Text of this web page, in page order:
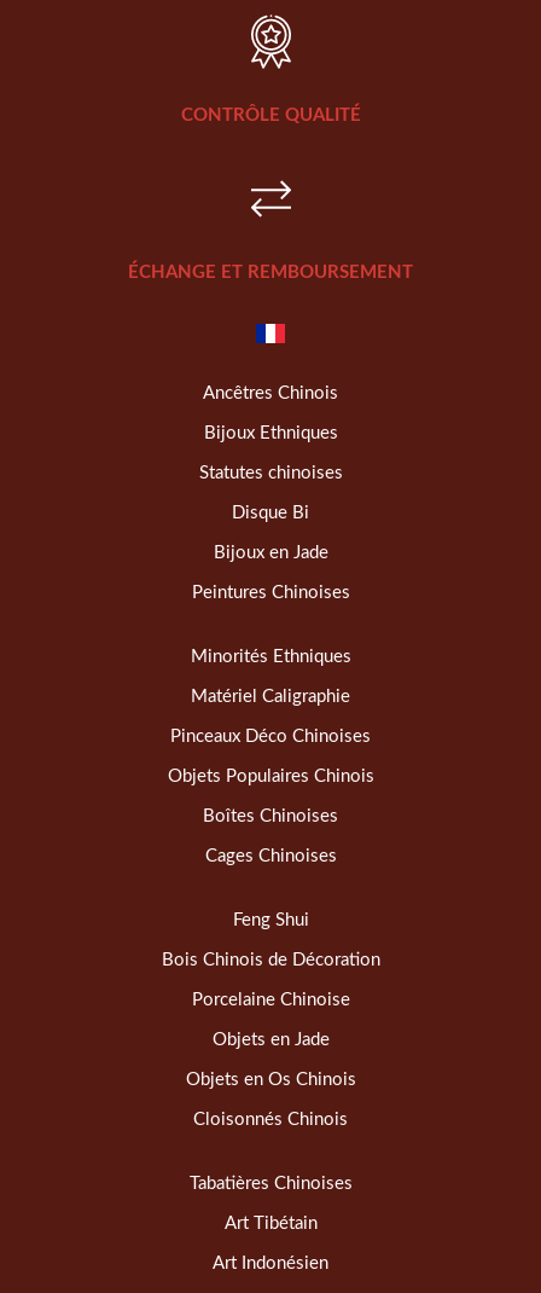
CONTRÔLE QUALITÉ
ÉCHANGE ET REMBOURSEMENT
Ancêtres Chinois
Bijoux Ethniques
Statutes chinoises
Disque Bi
Bijoux en Jade
Peintures Chinoises
Minorités Ethniques
Matériel Caligraphie
Pinceaux Déco Chinoises
Objets Populaires Chinois
Boîtes Chinoises
Cages Chinoises
Feng Shui
Bois Chinois de Décoration
Porcelaine Chinoise
Objets en Jade
Objets en Os Chinois
Cloisonnés Chinois
Tabatières Chinoises
Art Tibétain
Art Indonésien